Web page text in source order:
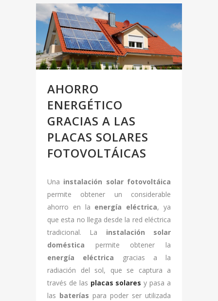
AHORRO
ENERGÉTICO
GRACIAS A LAS
PLACAS SOLARES
FOTOVOLTÁICAS
Una instalación solar fotovoltáica
permite obtener un considerable
ahorro en la energía eléctrica, ya
que esta no llega desde la red eléctrica
tradicional. La instalación solar
doméstica permite obtener la
energía eléctrica gracias a la
radiación del sol, que se captura a
través de las placas solares y pasa a
las baterías para poder ser utilizada